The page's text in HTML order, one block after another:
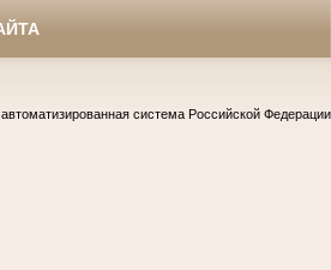
система Российской